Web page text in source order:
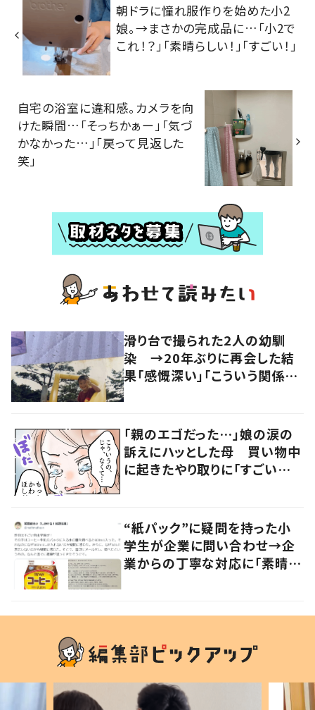
朝ドラに憧れ服作りを始めた小2
娘。→まさかの完成品に…「小2で
これ！？」「素晴らしい！」「すごい！」
自宅の浴室に違和感。カメラを向
けた瞬間…「そっちかぁー」「気づ
かなかった…」「戻って見返した
笑」
滑り台で撮られた2人の幼馴
染 →20年ぶりに再会した結
果「感慨深い」「こういう関係は
「親のエゴだった…」娘の涙の
訴えにハッとした母 買い物中
に起きたやり取りに「すごい分
“紙パック”に疑問を持った小
学生が企業に問い合わせ→企
業からの丁寧な対応に「素晴ら